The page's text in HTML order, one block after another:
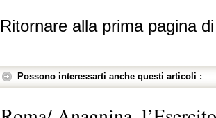
Ritornare alla prima pagina di
Possono interessarti anche questi articoli :